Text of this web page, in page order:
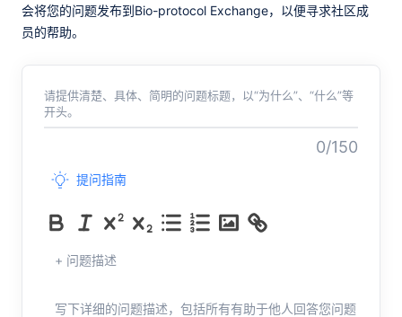
会将您的问题发布到Bio-protocol Exchange，以便寻求社区成
员的帮助。
请提供清楚、具体、简明的问题标题，以“为什么”、“什么”等
开头。
0/150
提问指南
+ 问题描述
写下详细的问题描述，包括所有有助于他人回答您问题